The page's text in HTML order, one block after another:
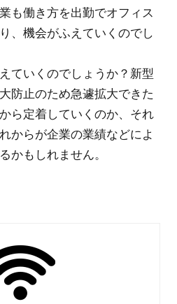
も働き方を出勤でオフィス
、機会がふえていくのでし
ていくのでしょうか？新型
防止のため急遽拡大できた
ら定着していくのか、それ
からが企業の業績などによ
かもしれません。